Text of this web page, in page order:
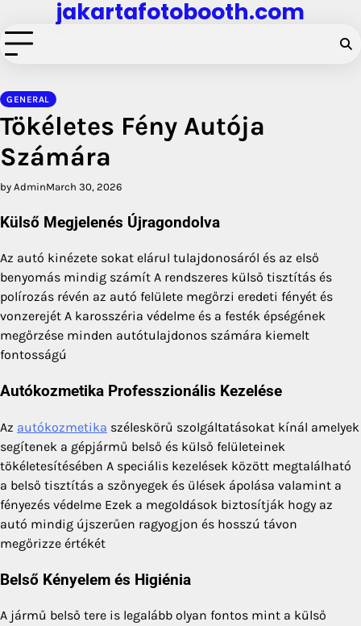
to
content
jakartafotobooth.com
GENERAL
Tökéletes Fény Autója
Számára
by AdminMarch 30, 2026
Külső Megjelenés Újragondolva
Az autó kinézete sokat elárul tulajdonosáról és az első
benyomás mindig számít A rendszeres külső tisztítás és
polírozás révén az autó felülete megőrzi eredeti fényét és
vonzerejét A karosszéria védelme és a festék épségének
megőrzése minden autótulajdonos számára kiemelt
fontosságú
Autókozmetika Professzionális Kezelése
Az autókozmetika széleskörű szolgáltatásokat kínál amelyek
segítenek a gépjármű belső és külső felületeinek
tökéletesítésében A speciális kezelések között megtalálható
a belső tisztítás a szőnyegek és ülések ápolása valamint a
fényezés védelme Ezek a megoldások biztosítják hogy az
autó mindig újszerűen ragyogjon és hosszú távon
megőrizze értékét
Belső Kényelem és Higiénia
A jármű belső tere is legalább olyan fontos mint a külső